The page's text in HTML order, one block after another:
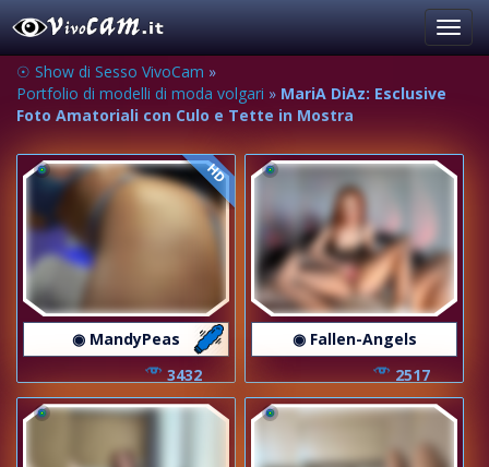
☉ Show di Sesso VivoCam »
Portfolio di modelli di moda volgari » MariA DiAz: Esclusive
Foto Amatoriali con Culo e Tette in Mostra
HD
◉ MandyPeas
3432
◉ Fallen-Angels
2517